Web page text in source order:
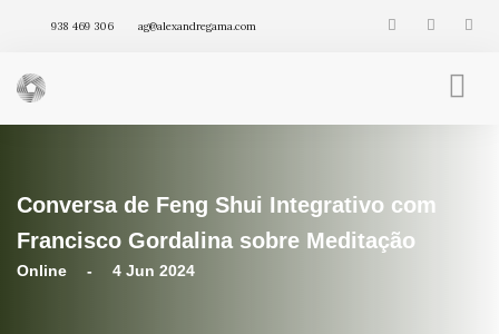
938 469 306 ag@alexandregama.com
VÍDEOS
ARTIGOS
PRODUTOS
Conversa de Feng Shui Integrativo com
Francisco Gordalina sobre Meditação
Online - 4 Jun 2024